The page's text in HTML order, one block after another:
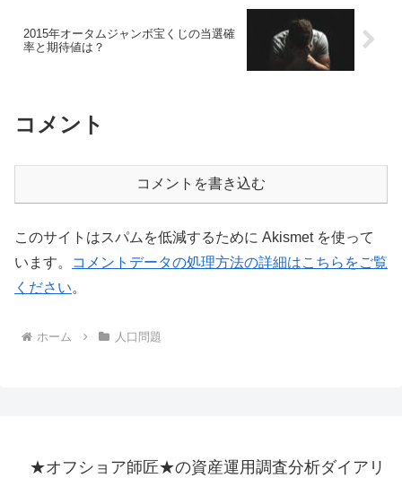
2015年オータムジャンボ宝くじの当選確
率と期待値は？
コメント
コメントを書き込む
このサイトはスパムを低減するために Akismet を使って
います。
コメントデータの処理方法の詳細はこちらをご覧
ください。
ホーム 人口問題
★オフショア師匠★の資産運用調査分析ダイアリ